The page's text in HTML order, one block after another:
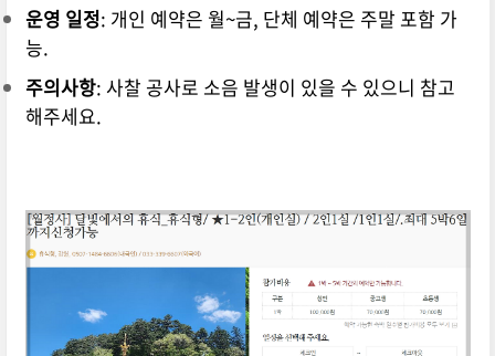
운영 일정: 개인 예약은 월~금, 단체 예약은 주말 포함 가
능.
주의사항: 사찰 공사로 소음 발생이 있을 수 있으니 참고
해주세요.